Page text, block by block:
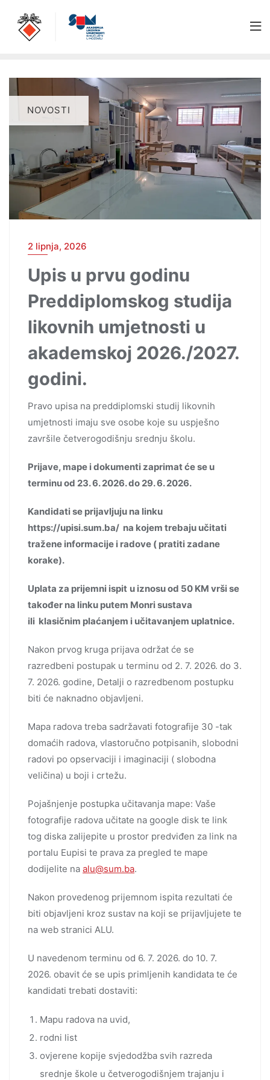
NOVOSTI
2 lipnja, 2026
Upis u prvu godinu
Preddiplomskog studija
likovnih umjetnosti u
akademskoj 2026./2027.
godini.
Pravo upisa na preddiplomski studij likovnih
umjetnosti imaju sve osobe koje su uspješno
završile četverogodišnju srednju školu.
Prijave, mape i dokumenti zaprimat će se u
terminu od 23. 6. 2026. do 29. 6. 2026.
Kandidati se prijavljuju na linku
https://upisi.sum.ba/ na kojem trebaju učitati
tražene informacije i radove ( pratiti zadane
korake).
Uplata za prijemni ispit u iznosu od 50 KM vrši se
također na linku putem Monri sustava
ili klasičnim plaćanjem i učitavanjem uplatnice.
Nakon prvog kruga prijava održat će se
razredbeni postupak u terminu od 2. 7. 2026. do 3.
7. 2026. godine, Detalji o razredbenom postupku
biti će naknadno objavljeni.
Mapa radova treba sadržavati fotografije 30 -tak
domaćih radova, vlastoručno potpisanih, slobodni
radovi po opservaciji i imaginaciji ( slobodna
veličina) u boji i crtežu.
Pojašnjenje postupka učitavanja mape: Vaše
fotografije radova učitate na google disk te link
tog diska zalijepite u prostor predviđen za link na
portalu Eupisi te prava za pregled te mape
dodijelite na alu@sum.ba.
Nakon provedenog prijemnom ispita rezultati će
biti objavljeni kroz sustav na koji se prijavljujete te
na web stranici ALU.
U navedenom terminu od 6. 7. 2026. do 10. 7.
2026. obavit će se upis primljenih kandidata te će
kandidati trebati dostaviti:
Mapu radova na uvid,
rodni list
ovjerene kopije svjedodžba svih razreda
srednje škole u četverogodišnjem trajanju i